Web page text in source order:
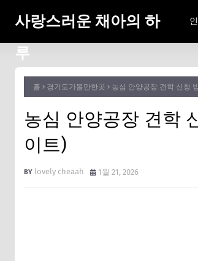
사랑스러운 채아의 하
루
홈 경기도가볼만한곳 농심 안양공장 견학 신청
농심 안양공장 견학
이트)
lovely cheaah 1월 21, 2026